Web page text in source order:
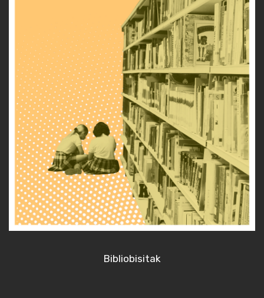
Bibliobisitak